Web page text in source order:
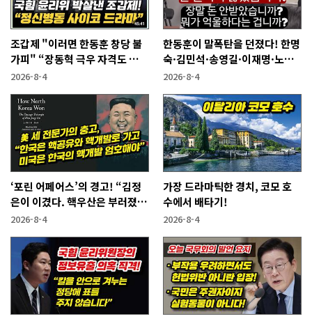
조갑제 "이러면 한동훈 창당 불
가피" “장동혁 극우 자격도 없
어...2억 쓰고 성과 없어”
2026-8-4
한동훈이 말폭탄을 던졌다! 한명
숙·김민석·송영길·이재명·노
무현에게
2026-8-4
‘포린 어페어스’의 경고! “김정
은이 이겼다. 핵우산은 부러졌
다”
2026-8-4
가장 드라마틱한 경치, 코모 호
수에서 배타기!
2026-8-4